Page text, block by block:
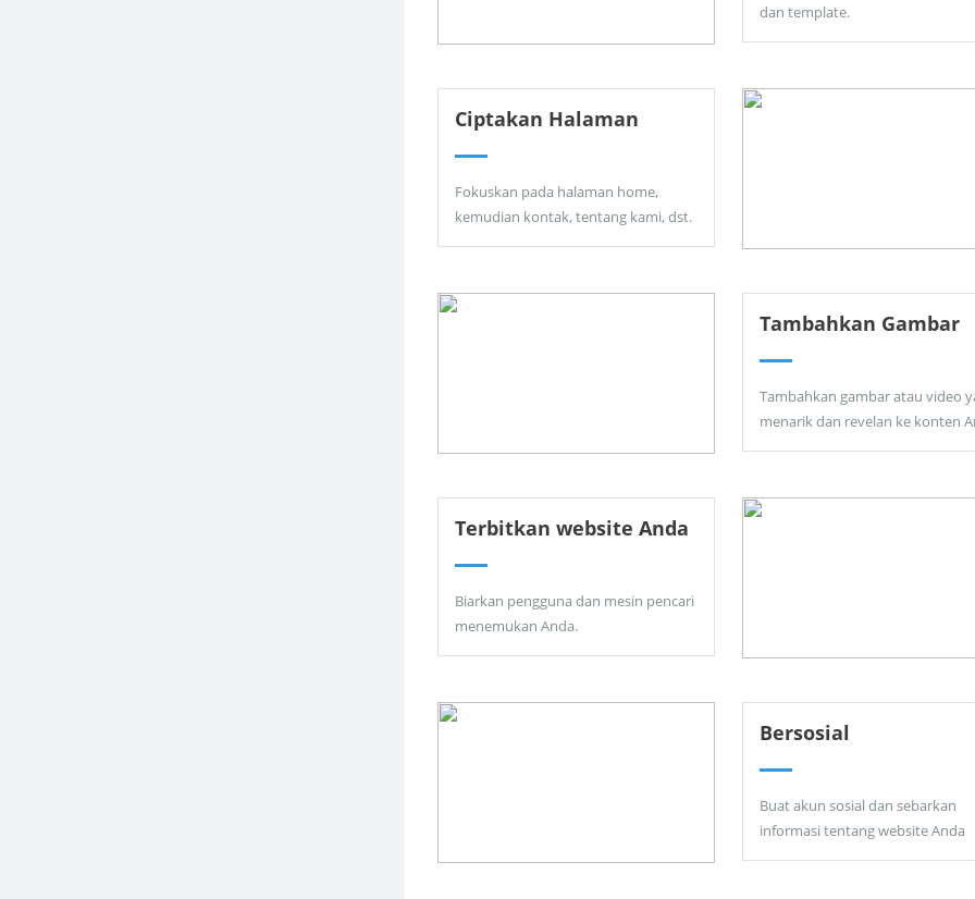
dan template.
Ciptakan Halaman
Fokuskan pada halaman home,
kemudian kontak, tentang kami, dst.
Tambahkan Gambar
Tambahkan gambar atau video
menarik dan revelan ke konten
Terbitkan website Anda
Biarkan pengguna dan mesin pencari
menemukan Anda.
Bersosial
Buat akun sosial dan sebarkan
informasi tentang website Anda